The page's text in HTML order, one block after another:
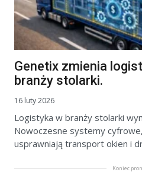
Genetix zmienia
branży stolarki.
16 luty 2026
Logistyka w branży stolarki
Nowoczesne systemy
usprawniają transport okien i
Koniec